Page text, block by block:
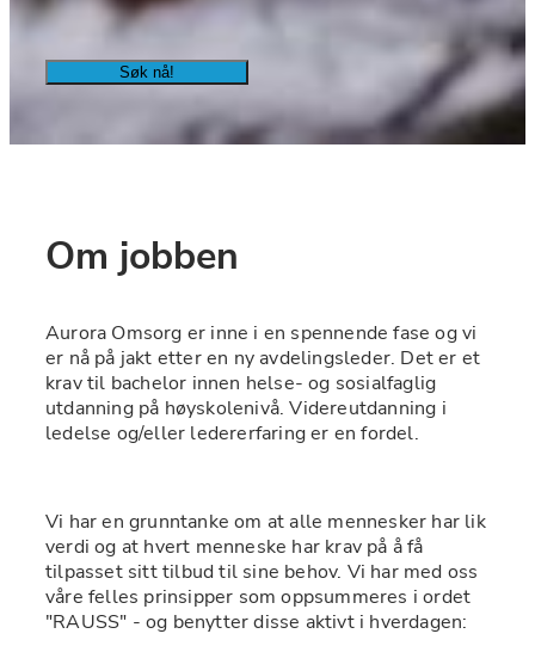
Søk nå!
Om jobben
Aurora Omsorg er inne i en spennende fase og vi
er nå på jakt etter en ny avdelingsleder. Det er et
krav til bachelor innen helse- og sosialfaglig
utdanning på høyskolenivå. Videreutdanning i
ledelse og/eller ledererfaring er en fordel.
Vi har en grunntanke om at alle mennesker har lik
verdi og at hvert menneske har krav på å få
tilpasset sitt tilbud til sine behov. Vi har med oss
våre felles prinsipper som oppsummeres i ordet
"RAUSS" - og benytter disse aktivt i hverdagen: